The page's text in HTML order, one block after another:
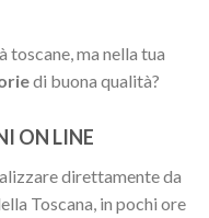
toscane, ma nella tua
di buona qualità?
ON LINE
direttamente da
Toscana, in pochi ore